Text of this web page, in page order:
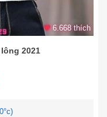
6.668 thích
2021